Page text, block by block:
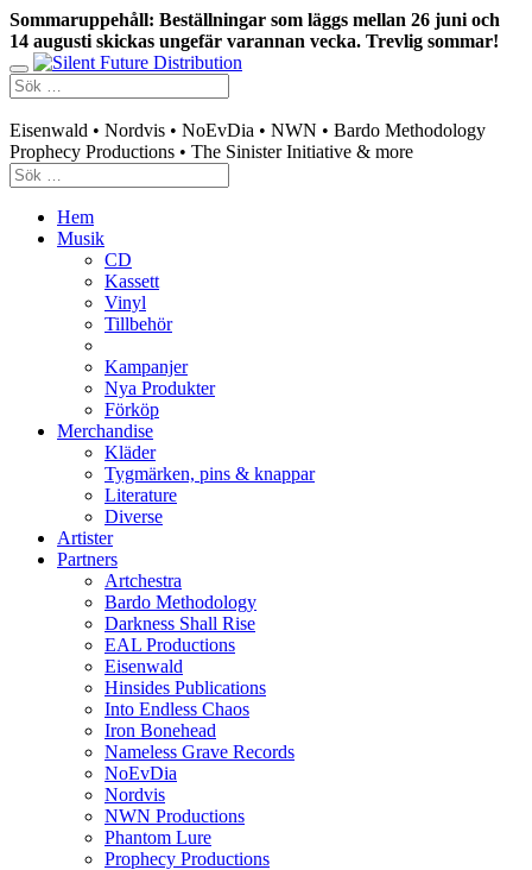
Sommaruppehåll: Beställningar som läggs mellan 26 juni och
14 augusti skickas ungefär varannan vecka. Trevlig sommar!
Eisenwald • Nordvis • NoEvDia • NWN • Bardo Methodology
Prophecy Productions • The Sinister Initiative & more
Hem
Musik
CD
Kassett
Vinyl
Tillbehör
Kampanjer
Nya Produkter
Förköp
Merchandise
Kläder
Tygmärken, pins & knappar
Literature
Diverse
Artister
Partners
Artchestra
Bardo Methodology
Darkness Shall Rise
EAL Productions
Eisenwald
Hinsides Publications
Into Endless Chaos
Iron Bonehead
Nameless Grave Records
NoEvDia
Nordvis
NWN Productions
Phantom Lure
Prophecy Productions